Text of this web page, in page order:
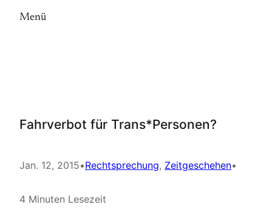
Menü
Fahrverbot für Trans*Personen?
Jan. 12, 2015•Rechtsprechung, Zeitgeschehen•
4 Minuten Lesezeit